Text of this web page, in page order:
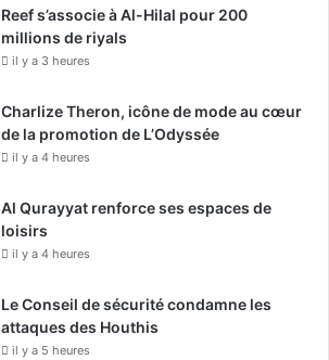
Reef s’associe à Al-Hilal pour 200
millions de riyals
il y a 3 heures
Charlize Theron, icône de mode au cœur
de la promotion de L’Odyssée
il y a 4 heures
Al Qurayyat renforce ses espaces de
loisirs
il y a 4 heures
Le Conseil de sécurité condamne les
attaques des Houthis
il y a 5 heures